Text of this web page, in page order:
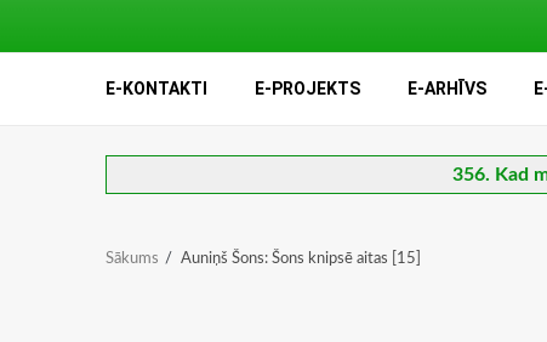
E-KONTAKTI E-PROJEKTS E-ARHĪVS
356. Kad
Sākums Auniņš Šons: Šons knipsē aitas [15]